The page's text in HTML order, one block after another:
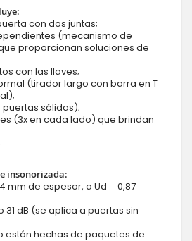
con dos juntas;
(mecanismo de
proporcionan soluciones de
con las llaves;
(tirador largo con barra en T
sólidas);
(3x en cada lado) que brindan
insonorizada:
mm de espesor, a Ud = 0,87
dB (se aplica a puertas sin
están hechas de paquetes de